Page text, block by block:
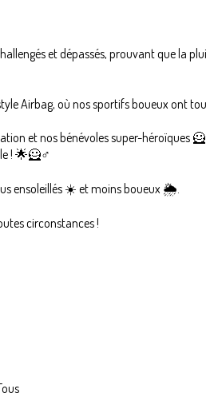
et dépassés, prouvant que la
Airbag, où nos sportifs boueux ont
et nos bénévoles super-héroïques
! 🌟🦸♂️
ensoleillés ☀️ et moins boueux 🌦️.
circonstances !